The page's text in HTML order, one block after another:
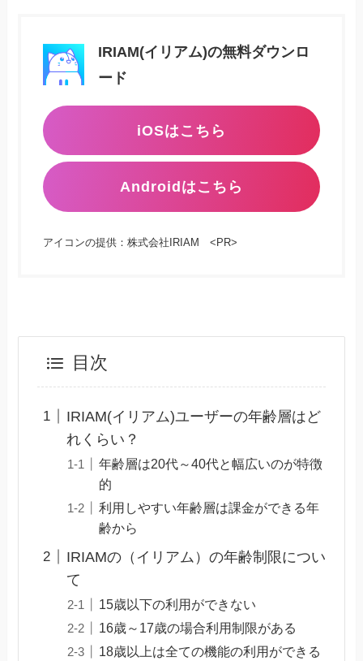
IRIAM(イリアム)の無料ダウンロ
ード
iOSはこちら
Androidはこちら
アイコンの提供：株式会社IRIAM <PR>
目次
IRIAM(イリアム)ユーザーの年齢層はど
れくらい？
年齢層は20代～40代と幅広いのが特徴
的
利用しやすい年齢層は課金ができる年
齢から
IRIAMの（イリアム）の年齢制限につい
て
15歳以下の利用ができない
16歳～17歳の場合利用制限がある
18歳以上は全ての機能の利用ができる